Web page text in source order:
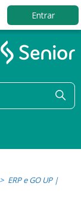
Entrar
ERP e GO UP |